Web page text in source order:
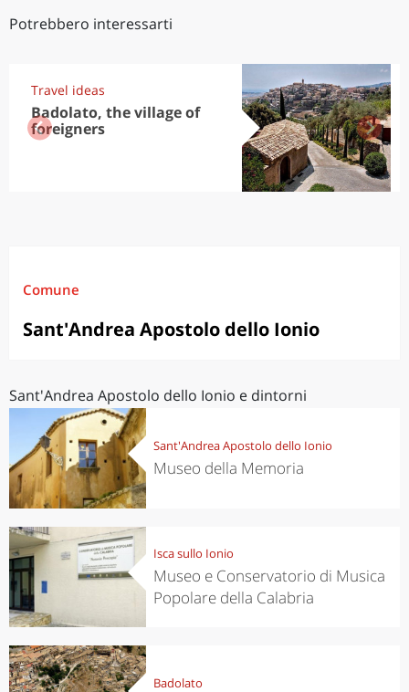
Potrebbero interessarti
Travel ideas
Badolato, the village of
foreigners
Comune
Sant'Andrea Apostolo dello Ionio
Sant'Andrea Apostolo dello Ionio e dintorni
Sant'Andrea Apostolo dello Ionio
Museo della Memoria
Isca sullo Ionio
Museo e Conservatorio di Musica
Popolare della Calabria
Badolato